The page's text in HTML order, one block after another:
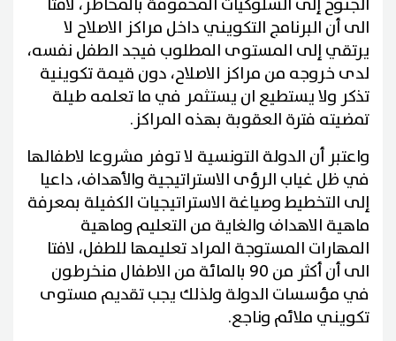
الى أن البرنامج التكويني داخل مراكز الاصلاح لا
يرتقي إلى المستوى المطلوب فيجد الطفل نفسه،
لدى خروجه من مراكز الاصلاح، دون قيمة تكوينية
تذكر ولا يستطيع ان يستثمر في ما تعلمه طيلة
تمضيته فترة العقوبة بهذه المراكز.
واعتبر أن الدولة التونسية لا توفر مشروعا لاطفالها
في ظل غياب الرؤى الاستراتيجية والأهداف، داعيا
إلى التخطيط وصياغة الاستراتيجيات الكفيلة بمعرفة
ماهية الاهداف والغاية من التعليم وماهية
المهارات المستوجة المراد تعليمها للطفل، لافتا
الى أن أكثر من 90 بالمائة من الاطفال منخرطون
في مؤسسات الدولة ولذلك يجب تقديم مستوى
تكويني ملائم وناجع.